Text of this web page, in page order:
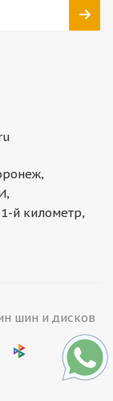
й километр,
шин и дисков